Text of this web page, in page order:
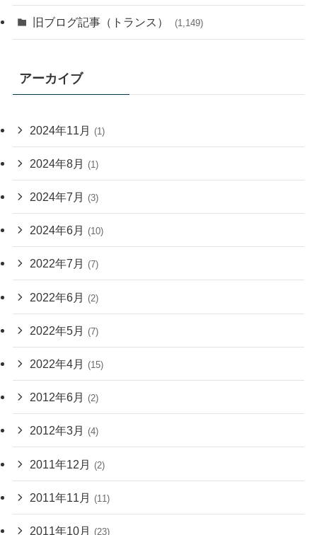
旧ブログ記事（トランス） (1,149)
アーカイブ
2024年11月 (1)
2024年8月 (1)
2024年7月 (3)
2024年6月 (10)
2022年7月 (7)
2022年6月 (2)
2022年5月 (7)
2022年4月 (15)
2012年6月 (2)
2012年3月 (4)
2011年12月 (2)
2011年11月 (11)
2011年10月 (23)